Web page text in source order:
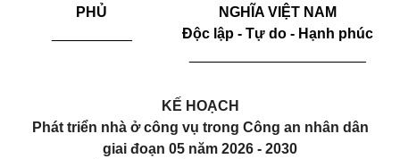
PHỦ
NGHĨA VIỆT NAM
Độc lập - Tự do - Hạnh phúc
KẾ HOẠCH
Phát triển nhà ở công vụ trong Công an nhân dân
giai đoạn 05 năm 2026 - 2030